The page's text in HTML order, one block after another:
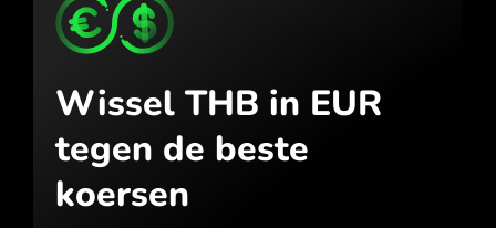
Wissel THB in EUR
tegen de beste
koersen